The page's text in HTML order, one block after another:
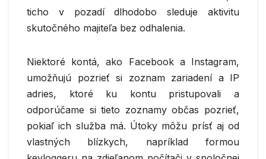
ticho v pozadí dlhodobo sleduje aktivitu
skutočného majiteľa bez odhalenia.
Niektoré kontá, ako Facebook a Instagram,
umožňujú pozrieť si zoznam zariadení a IP
adries, ktoré ku kontu pristupovali a
odporúčame si tieto zoznamy občas pozrieť,
pokiaľ ich služba má. Útoky môžu prísť aj od
vlastných blízkych, napríklad formou